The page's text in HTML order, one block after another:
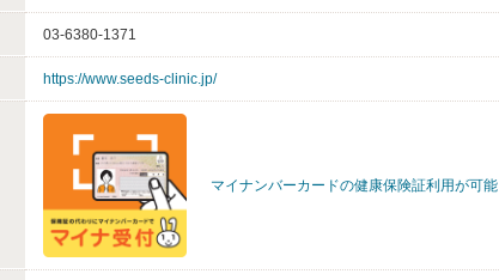
03-6380-1371
https://www.seeds-clinic.jp/
マイナンバーカードの健康保険証利用が可能